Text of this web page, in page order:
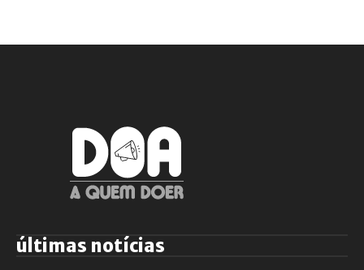
últimas notícias